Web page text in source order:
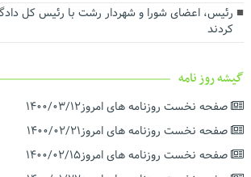
رئیس، اعضای شورا و شهردار رشت با رئیس‌ کل
کردند ‌
گیشه روز نامه
صفحه نخست روزنامه های امروز۱۴۰۰/۰۳/۱۲
صفحه نخست روزنامه های امروز۱۴۰۰/۰۲/۲۱
صفحه نخست روزنامه های امروز۱۴۰۰/۰۲/۱۵